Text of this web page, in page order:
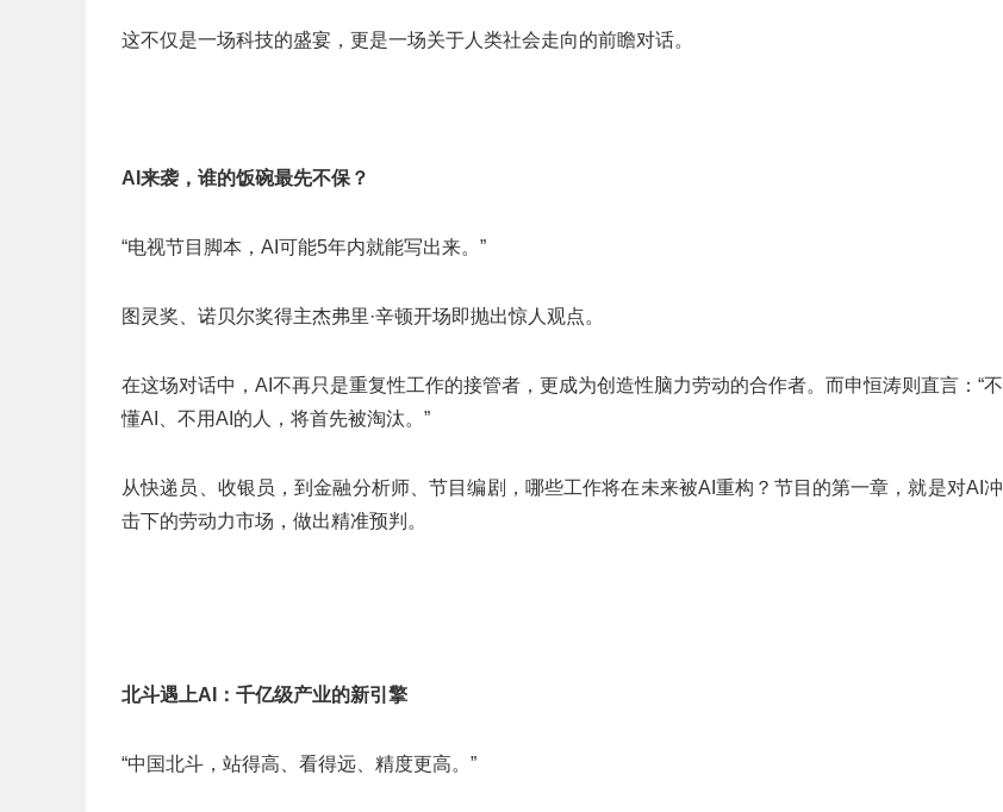
这不仅是一场科技的盛宴，更是一场关于人类社会走向的前瞻对话。
AI 来袭，谁的饭碗最先不保？
“电视节目脚本，AI可能5年内就能写出来。”
图灵奖、诺贝尔奖得主杰弗里·辛顿开场即抛出惊人观点。
在这场对话中，AI不再只是重复性工作的接管者，更成为创造性脑力劳动的合作者。而申恒涛则直言：“不
懂AI、不用AI的人，将首先被淘汰。”
从快递员、收银员，到金融分析师、节目编剧，哪些工作将在未来被AI重构？节目的第一章，就是对AI冲
击下的劳动力市场，做出精准预判。
北斗遇上AI ：千亿级产业的新引擎
“中国北斗，站得高、看得远、精度更高。”